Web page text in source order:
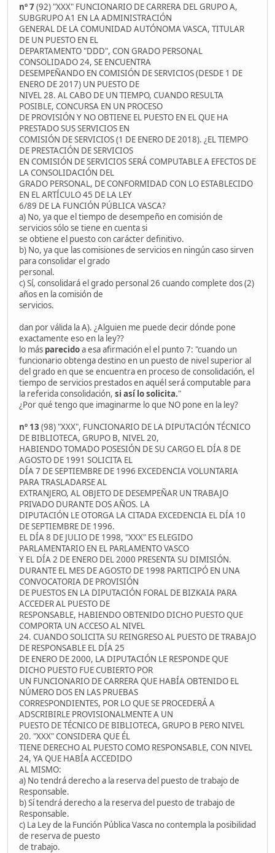
nº 7(92) "XXX" FUNCIONARIO DE CARRERA DEL GRUPO A,
SUBGRUPO A1 EN LA ADMINISTRACIÓN
GENERAL DE LA COMUNIDAD AUTÓNOMA VASCA, TITULAR
DE UN PUESTO EN EL
DEPARTAMENTO "DDD", CON GRADO PERSONAL
CONSOLIDADO 24, SE ENCUENTRA
DESEMPEÑANDO EN COMISIÓN DE SERVICIOS (DESDE 1 DE
ENERO DE 2017) UN PUESTO DE
NIVEL 28. AL CABO DE UN TIEMPO, CUANDO RESULTA
POSIBLE, CONCURSA EN UN PROCESO
DE PROVISIÓN Y NO OBTIENE EL PUESTO EN EL QUE HA
PRESTADO SUS SERVICIOS EN
COMISIÓN DE SERVICIOS (1 DE ENERO DE 2018). ¿EL TIEMPO
DE PRESTACIÓN DE SERVICIOS
EN COMISIÓN DE SERVICIOS SERÁ COMPUTABLE A EFECTOS DE
LA CONSOLIDACIÓN DEL
GRADO PERSONAL, DE CONFORMIDAD CON LO ESTABLECIDO
EN EL ARTÍCULO 45 DE LA LEY
6/89 DE LA FUNCIÓN PÚBLICA VASCA?
a) No, ya que el tiempo de desempeño en comisión de
servicios sólo se tiene en cuenta si
se obtiene el puesto con carácter definitivo.
b) No, ya que las comisiones de servicios en ningún caso sirven
para consolidar el grado
personal.
c) Sí, consolidará el grado personal 26 cuando complete dos (2)
años en la comisión de
servicios.
dan por válida la A). ¿Alguien me puede decir dónde pone
exactamente eso en la ley??
lo más parecidoa esa afirmación el el punto 7: "cuando un
funcionario obtenga destino en un puesto de nivel superior al
del grado en que se encuentra en proceso de consolidación, el
tiempo de servicios prestados en aquél será computable para
la referida consolidación, si así lo solicita."
¿Por qué tengo que imaginarme lo que NO pone en la ley?
nº 13 (98) "XXX", FUNCIONARIO DE LA DIPUTACIÓN TÉCNICO
DE BIBLIOTECA, GRUPO B, NIVEL 20,
HABIENDO TOMADO POSESIÓN DE SU CARGO EL DÍA 8 DE
AGOSTO DE 1991 SOLICITA EL
DÍA 7 DE SEPTIEMBRE DE 1996 EXCEDENCIA VOLUNTARIA
PARA TRASLADARSE AL
EXTRANJERO, AL OBJETO DE DESEMPEÑAR UN TRABAJO
PRIVADO DURANTE DOS AÑOS. LA
DIPUTACIÓN LE OTORGA LA CITADA EXCEDENCIA EL DÍA 10
DE SEPTIEMBRE DE 1996.
EL DÍA 8 DE JULIO DE 1998, "XXX" ES ELEGIDO
PARLAMENTARIO EN EL PARLAMENTO VASCO
Y EL DÍA 2 DE ENERO DEL 2000 PRESENTA SU DIMISIÓN.
DURANTE EL MES DE AGOSTO DE 1998 PARTICIPÓ EN UNA
CONVOCATORIA DE PROVISIÓN
DE PUESTOS EN LA DIPUTACIÓN FORAL DE BIZKAIA PARA
ACCEDER AL PUESTO DE
RESPONSABLE, HABIENDO OBTENIDO DICHO PUESTO QUE
COMPORTA UN ACCESO AL NIVEL
24. CUANDO SOLICITA SU REINGRESO AL PUESTO DE TRABAJO
DE RESPONSABLE EL DÍA 25
DE ENERO DE 2000, LA DIPUTACIÓN LE RESPONDE QUE
DICHO PUESTO FUE CUBIERTO POR
UN FUNCIONARIO DE CARRERA QUE HABÍA OBTENIDO EL
NÚMERO DOS EN LAS PRUEBAS
CORRESPONDIENTES, POR LO QUE SE PROCEDERÁ A
ADSCRIBIRLE PROVISIONALMENTE A UN
PUESTO DE TÉCNICO DE BIBLIOTECA, GRUPO B PERO NIVEL
20. "XXX" CONSIDERA QUE ÉL
TIENE DERECHO AL PUESTO COMO RESPONSABLE, CON NIVEL
24, YA QUE HABÍA ACCEDIDO
AL MISMO:
a) No tendrá derecho a la reserva del puesto de trabajo de
Responsable.
b) Sí tendrá derecho a la reserva del puesto de trabajo de
Responsable.
c) La Ley de la Función Pública Vasca no contempla la posibilidad
de reserva de puesto
de trabajo.